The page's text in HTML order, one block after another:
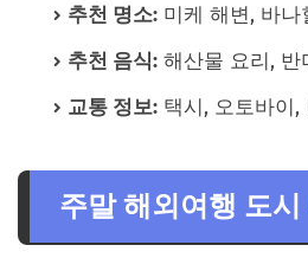
추천 명소: 미케 해변, 바나
추천 음식: 해산물 요리, 반
교통 정보: 택시, 오토바이,
주말 해외여행 도시